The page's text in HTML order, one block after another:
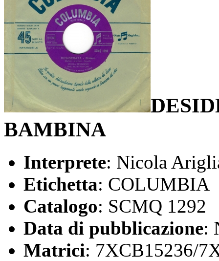
BAMBINA
Interprete: Nicola
Etichetta: COLUMBIA
Catalogo: SCMQ 1292
Data di pubblicazione:
Matrici: 7XCB15236/